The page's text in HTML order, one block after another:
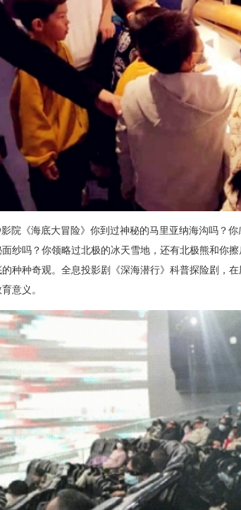
院《海底大冒险》你到过神秘的马里亚纳海沟吗？
纱吗？你领略过北极的冰天雪地，还有北极熊和你
种种奇观。全息投影剧《深海潜行》科普探险剧，
意义。